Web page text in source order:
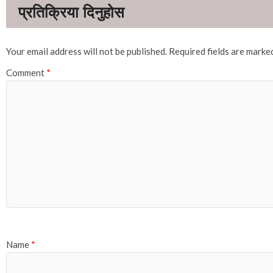
Your email address will not be published. Required fields are
Comment *
Name *